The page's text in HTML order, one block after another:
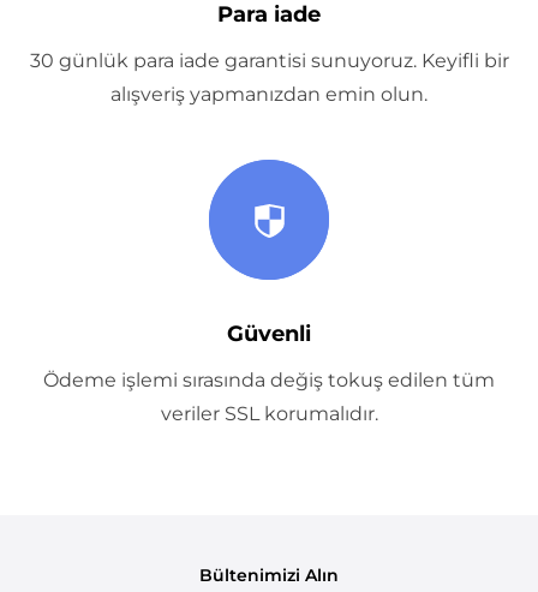
Para iade
30 günlük para iade garantisi sunuyoruz. Keyifli bir
alışveriş yapmanızdan emin olun.
Güvenli
Ödeme işlemi sırasında değiş tokuş edilen tüm
veriler SSL korumalıdır.
Bültenimizi Alın